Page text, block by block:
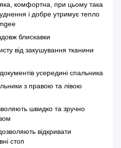
комфортна, при цьому така
і добре утримує тепло
блискавки
від закушування тканини
усередині спальника
з правою та лівою
швидко та зручно
відкривати
стоп